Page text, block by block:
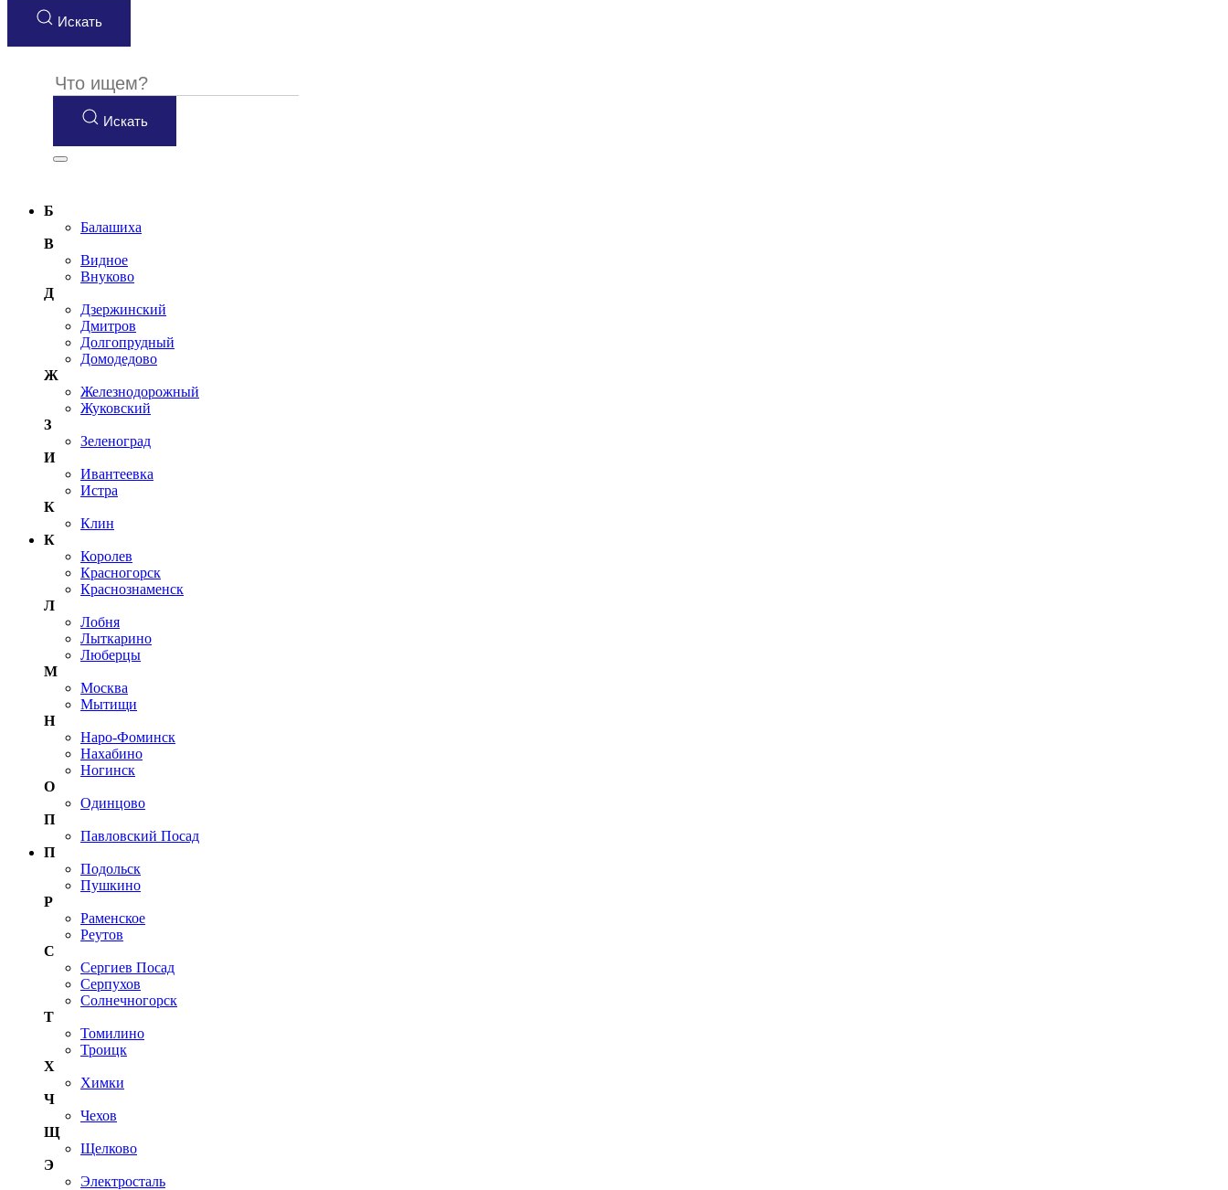
Искать
Искать
Б
Балашиха
В
Видное
Внуково
Д
Дзержинский
Дмитров
Долгопрудный
Домодедово
Ж
Железнодорожный
Жуковский
З
Зеленоград
И
Ивантеевка
Истра
К
Клин
К
Королев
Красногорск
Краснознаменск
Л
Лобня
Лыткарино
Люберцы
М
Москва
Мытищи
Н
Наро-Фоминск
Нахабино
Ногинск
О
Одинцово
П
Павловский Посад
П
Подольск
Пушкино
Р
Раменское
Реутов
С
Сергиев Посад
Серпухов
Солнечногорск
Т
Томилино
Троицк
Х
Химки
Ч
Чехов
Щ
Щелково
Э
Электросталь